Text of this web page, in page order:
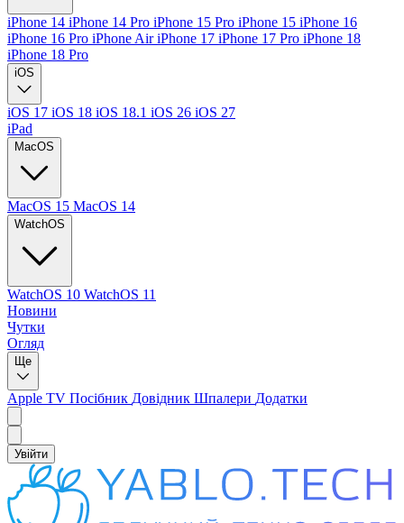
iPhone 14 iPhone 14 Pro iPhone 15 Pro iPhone 15 iPhone 16
iPhone 16 Pro iPhone AiriPhone 17 iPhone 17 Pro iPhone 18
iPhone 18 Pro
iOS
iOS 17 iOS 18 iOS 18.1 iOS 26 iOS 27
iPad
MacOS
MacOS 15 MacOS 14
WatchOS
WatchOS 10 WatchOS 11
Новини
Чутки
Огляд
Ще
Apple TV Посібник Довідник Шпалери Додатки
Увійти